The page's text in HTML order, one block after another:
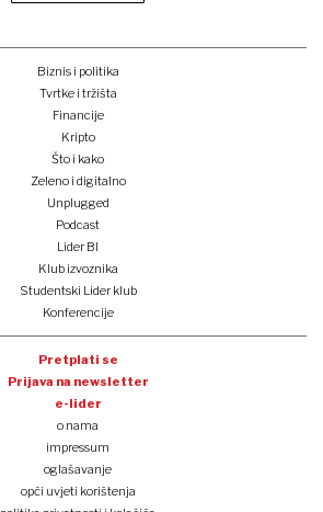
Biznis i politika
Tvrtke i tržišta
Financije
Kripto
Što i kako
Zeleno i digitalno
Unplugged
Podcast
Lider BI
Klub izvoznika
Studentski Lider klub
Konferencije
Pretplati se
Prijava na newsletter
e-lider
o nama
impressum
oglašavanje
opći uvjeti korištenja